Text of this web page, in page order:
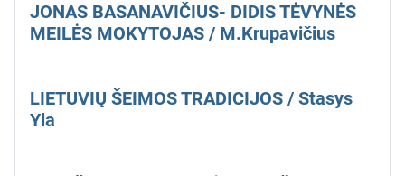
JONAS BASANAVIČIUS- DIDIS TĖVYNĖS
MEILĖS MOKYTOJAS / M.Krupavičius
LIETUVIŲ ŠEIMOS TRADICIJOS / Stasys
Yla